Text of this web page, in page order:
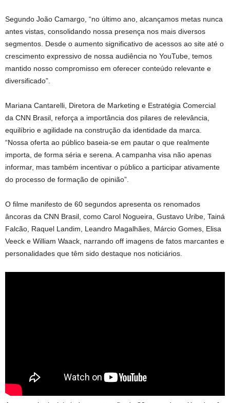
Segundo João Camargo, “no último ano, alcançamos metas nunca
antes vistas, consolidando nossa presença nos mais diversos
segmentos. Desde o aumento significativo de acessos ao site até o
crescimento expressivo de nossa audiência no YouTube, temos
mantido nosso compromisso em oferecer conteúdo relevante e
diversificado”.
Mariana Cantarelli, Diretora de Marketing e Estratégia Comercial
da CNN Brasil, reforça a importância dos pilares de relevância,
equilíbrio e agilidade na construção da identidade da marca.
“Nossa oferta ao público baseia-se em pautar o que realmente
importa, de forma séria e serena. A campanha visa não apenas
informar, mas também incentivar o público a participar ativamente
do processo de formação de opinião”.
O filme manifesto de 60 segundos apresenta os renomados
âncoras da CNN Brasil, como Carol Nogueira, Gustavo Uribe, Tainá
Falcão, Raquel Landim, Leandro Magalhães, Márcio Gomes, Elisa
Veeck e William Waack, narrando off imagens de fatos marcantes e
personalidades que têm sido destaque nos noticiários.